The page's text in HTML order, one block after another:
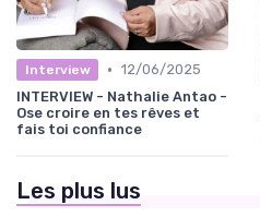
Interview • 12/06/2025
INTERVIEW - Nathalie Antao -
Ose croire en tes rêves et
fais toi confiance
Les plus lus